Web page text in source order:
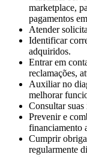
marketplace,
pagamentos
Atender
Identificar
adquiridos.
Entrar em
reclamações,
Auxiliar no
melhorar
Consultar suas
Prevenir e
financiamento
Cumprir
regularmente